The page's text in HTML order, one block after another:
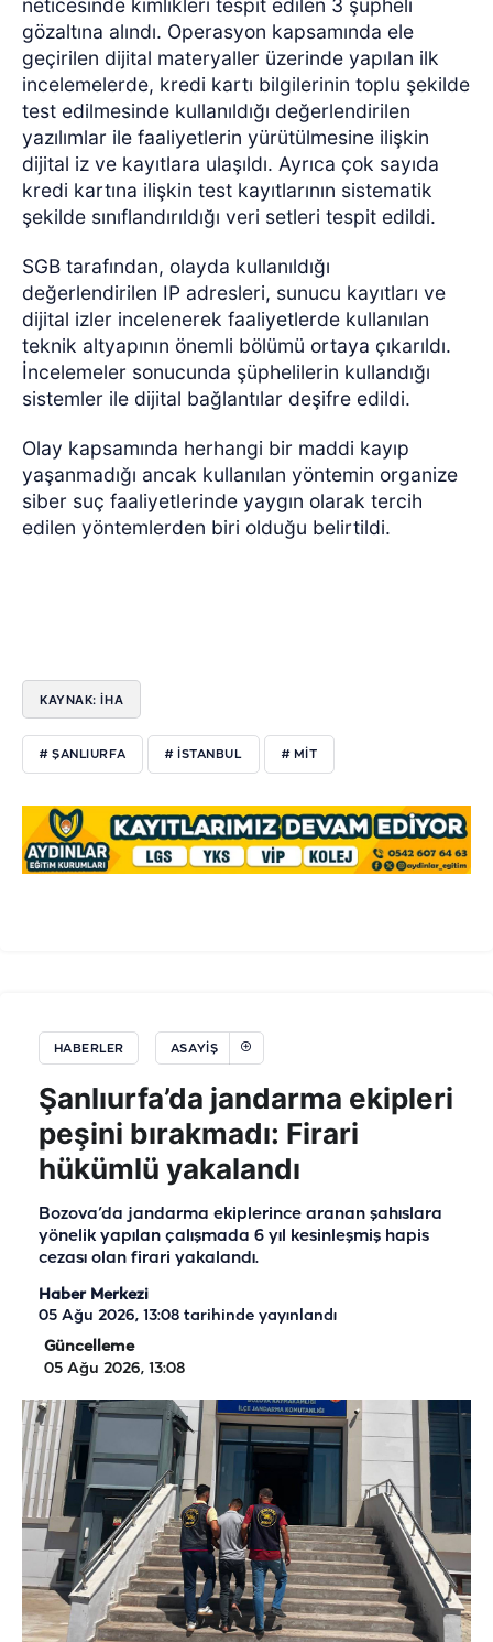
gözaltına alındı. Operasyon kapsamında ele
geçirilen dijital materyaller üzerinde yapılan ilk
incelemelerde, kredi kartı bilgilerinin toplu şekilde
test edilmesinde kullanıldığı değerlendirilen
yazılımlar ile faaliyetlerin yürütülmesine ilişkin
dijital iz ve kayıtlara ulaşıldı. Ayrıca çok sayıda
kredi kartına ilişkin test kayıtlarının sistematik
şekilde sınıflandırıldığı veri setleri tespit edildi.
SGB tarafından, olayda kullanıldığı
değerlendirilen IP adresleri, sunucu kayıtları ve
dijital izler incelenerek faaliyetlerde kullanılan
teknik altyapının önemli bölümü ortaya çıkarıldı.
İncelemeler sonucunda şüphelilerin kullandığı
sistemler ile dijital bağlantılar deşifre edildi.
Olay kapsamında herhangi bir maddi kayıp
yaşanmadığı ancak kullanılan yöntemin organize
siber suç faaliyetlerinde yaygın olarak tercih
edilen yöntemlerden biri olduğu belirtildi.
KAYNAK: İHA
# ŞANLIURFA # İSTANBUL # MİT
HABERLER ASAYIŞ
Şanlıurfa’da jandarma ekipleri
peşini bırakmadı: Firari
hükümlü yakalandı
Bozova’da jandarma ekiplerince aranan şahıslara
yönelik yapılan çalışmada 6 yıl kesinleşmiş hapis
cezası olan firari yakalandı.
Haber Merkezi
05 Ağu 2026, 13:08 tarihinde yayınlandı
Güncelleme
05 Ağu 2026, 13:08